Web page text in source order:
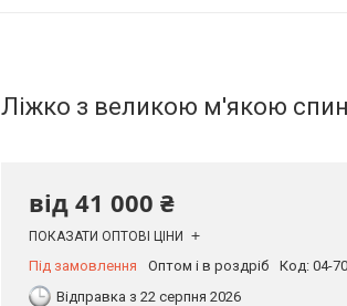
Ліжко з великою м'якою
від 41 000 ₴
ПОКАЗАТИ ОПТОВІ ЦІНИ
Під замовлення Оптом і в роздріб Код: 04-70
Відправка з 22 серпня 2026